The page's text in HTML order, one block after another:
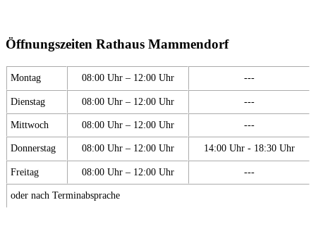
Öffnungszeiten Rathaus Mammendorf
Montag 08:00 Uhr – 12:00 Uhr ---
Dienstag 08:00 Uhr – 12:00 Uhr ---
Mittwoch 08:00 Uhr – 12:00 Uhr ---
Donnerstag 08:00 Uhr – 12:00 Uhr 14:00 Uhr - 18:30 Uhr
Freitag 08:00 Uhr – 12:00 Uhr ---
oder nach Terminabsprache